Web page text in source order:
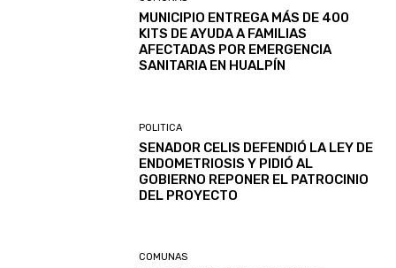
MUNICIPIO ENTREGA MÁS DE 400
KITS DE AYUDA A FAMILIAS
AFECTADAS POR EMERGENCIA
SANITARIA EN HUALPÍN
POLITICA
SENADOR CELIS DEFENDIÓ LA LEY DE
ENDOMETRIOSIS Y PIDIÓ AL
GOBIERNO REPONER EL PATROCINIO
DEL PROYECTO
COMUNAS